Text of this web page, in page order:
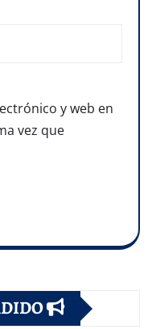
y web en
vez que